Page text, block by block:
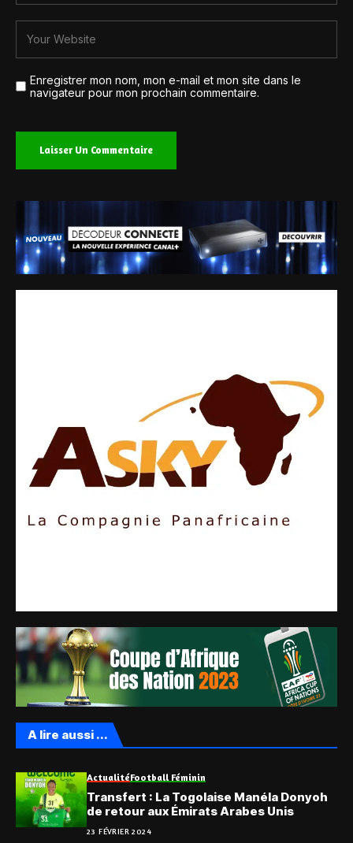
Enregistrer mon nom, mon e-mail et mon site dans le
navigateur pour mon prochain commentaire.
A lire aussi ...
ActualitéFootball Féminin
Transfert : La Togolaise Manéla Donyoh
de retour aux Émirats Arabes Unis
23 FÉVRIER 2024